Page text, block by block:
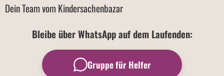
Dein Team vom Kindersachenbazar
Bleibe über WhatsApp auf dem Laufenden:
Gruppe für Helfer